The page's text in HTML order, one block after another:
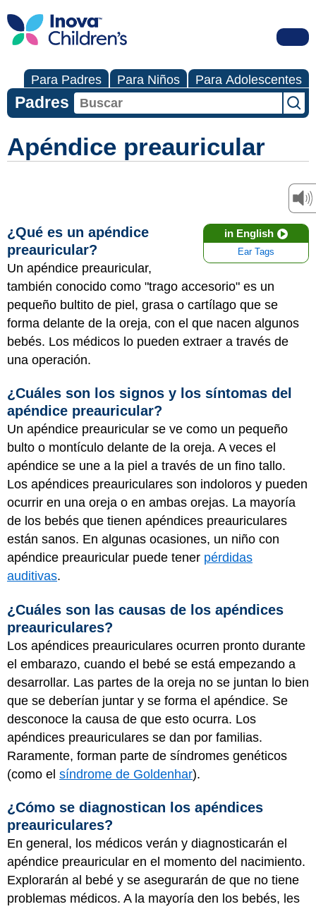
Para Padres Para Niños Para Adolescentes
Padres
Apéndice preauricular
in English
Ear Tags
¿Qué es un apéndice
preauricular?
Un apéndice preauricular,
también conocido como "trago accesorio" es un
pequeño bultito de piel, grasa o cartílago que se
forma delante de la oreja, con el que nacen algunos
bebés. Los médicos lo pueden extraer a través de
una operación.
¿Cuáles son los signos y los síntomas del
apéndice preauricular?
Un apéndice preauricular se ve como un pequeño
bulto o montículo delante de la oreja. A veces el
apéndice se une a la piel a través de un fino tallo.
Los apéndices preauriculares son indoloros y pueden
ocurrir en una oreja o en ambas orejas. La mayoría
de los bebés que tienen apéndices preauriculares
están sanos. En algunas ocasiones, un niño con
apéndice preauricular puede tener pérdidas
auditivas.
¿Cuáles son las causas de los apéndices
preauriculares?
Los apéndices preauriculares ocurren pronto durante
el embarazo, cuando el bebé se está empezando a
desarrollar. Las partes de la oreja no se juntan lo bien
que se deberían juntar y se forma el apéndice. Se
desconoce la causa de que esto ocurra. Los
apéndices preauriculares se dan por familias.
Raramente, forman parte de síndromes genéticos
(como el síndrome de Goldenhar).
¿Cómo se diagnostican los apéndices
preauriculares?
En general, los médicos verán y diagnosticarán el
apéndice preauricular en el momento del nacimiento.
Explorarán al bebé y se asegurarán de que no tiene
problemas médicos. A la mayoría den los bebés, les